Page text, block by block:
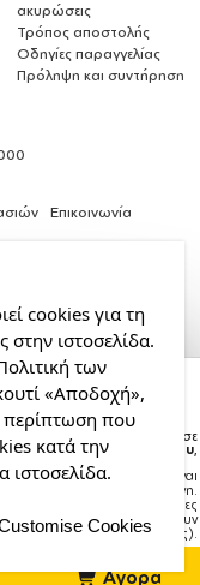
Τσάντα
τσέπη (40x48cm)
σας θα παραδοθεί σε
τηνΤρίτη 18 Αυγούστου,
Η παράδοση στο courier είναι
εκτιμώμενη.
1–3 εργάσιμες
ημέρες (ενδέχεται να υπάρξουν
καθυστερήσεις).
Αγορά
ακυρώσεις
Τρόπος αποστολής
Οδηγίες παραγγελίας
Πρόληψη και συντήρηση
Επικοινωνία
cookies για τη
στην ιστοσελίδα.
των
«Αποδοχή»,
περίπτωση που
κατά την
ιστοσελίδα.
Cookies